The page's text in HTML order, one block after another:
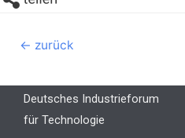
← zurück
Deutsches Industrieforum
für Technologie